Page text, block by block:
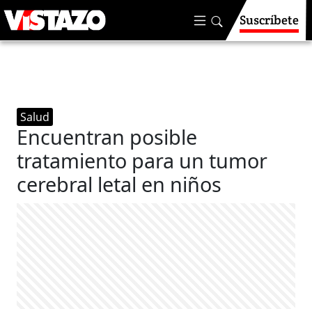
Suscríbete
Salud
Encuentran posible
tratamiento para un tumor
cerebral letal en niños